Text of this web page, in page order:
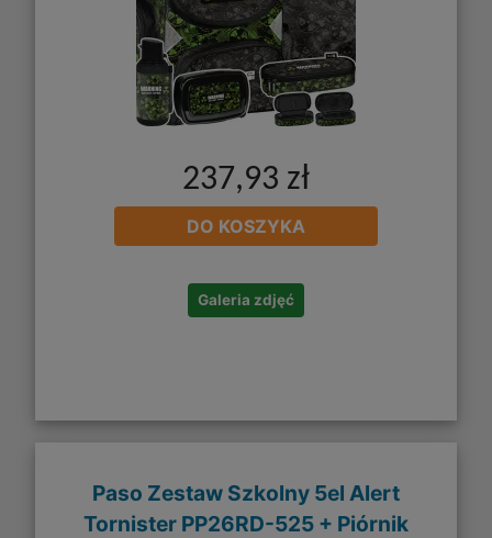
237,93 zł
DO KOSZYKA
Galeria zdjęć
Paso Zestaw Szkolny 5el Alert
Tornister PP26RD-525 + Piórnik